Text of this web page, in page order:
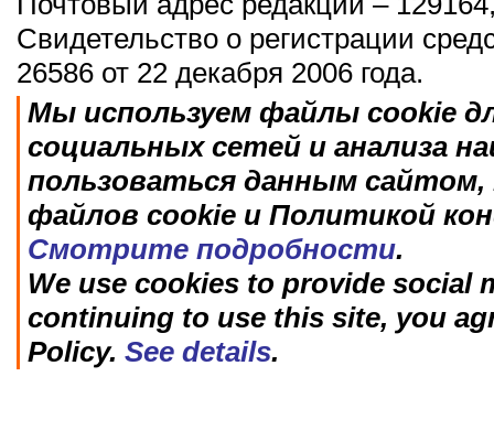
Свидетельство о регистрации
26586 от 22 декабря 2006 года.
Мы используем файлы cookie
социальных сетей и анализа
пользоваться данным
файлов cookie и Политикой
Смотрите подробности.
We use cookies to provide social
continuing to use this site, you
Policy. See details.